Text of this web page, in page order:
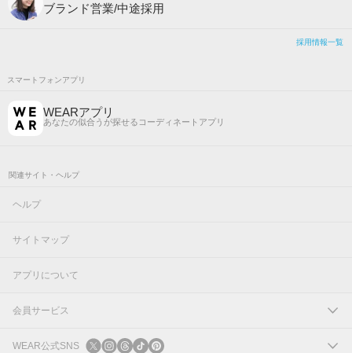
ブランド営業/中途採用
採用情報一覧
スマートフォンアプリ
WEARアプリ
あなたの似合うが探せるコーディネートアプリ
関連サイト・ヘルプ
ヘルプ
サイトマップ
アプリについて
会員サービス
ログイン
WEAR公式SNS